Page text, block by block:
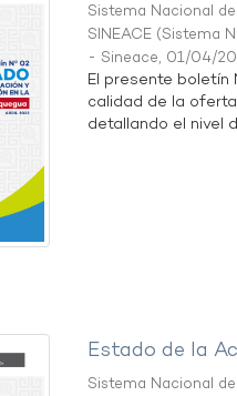
Sistema Nacional
SINEACE (Sistema
- Sineace, 01/04/
El presente
calidad de la
detallando el nivel
Estado de la
Sistema Nacional